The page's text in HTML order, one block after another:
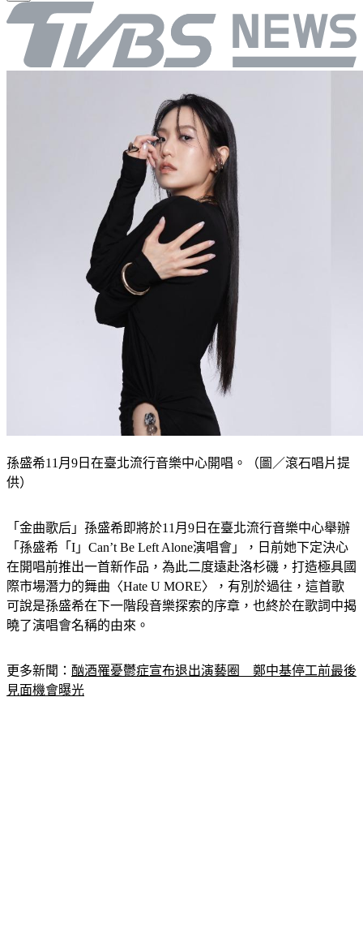
孫盛希11月9日在臺北流行音樂中心開唱。（圖／滾石唱片提
供）
「金曲歌后」孫盛希即將於11月9日在臺北流行音樂中心舉辦
「孫盛希「I」Can’t Be Left Alone演唱會」，日前她下定決心
在開唱前推出一首新作品，為此二度遠赴洛杉磯，打造極具國
際市場潛力的舞曲〈Hate U MORE〉，有別於過往，這首歌
可說是孫盛希在下一階段音樂探索的序章，也終於在歌詞中揭
曉了演唱會名稱的由來。
更多新聞： 酗酒罹憂鬱症宣布退出演藝圈　鄭中基停工前最後
見面機會曝光